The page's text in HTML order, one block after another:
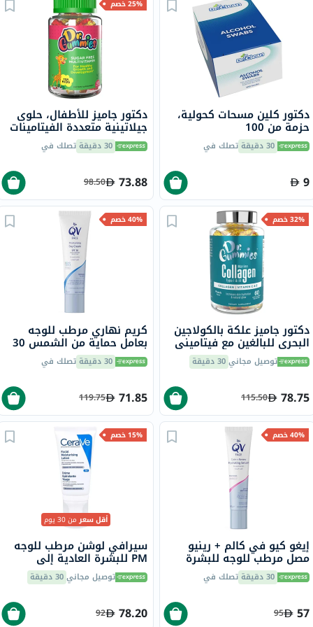
دكتور كلين مسحات كحولية،
حزمة من 100
30 دقيقة تصلك في
9
25% خصم
دكتور جاميز للأطفال، حلوى
جيلاتينية متعددة الفيتامينات
خالية من السكر لنمو وتطور
صحي، بنكهة البرتقال، حزمة
30 دقيقة تصلك في
73.88
98.50
32% خصم
دكتور جاميز علكة بالكولاجين
البحري للبالغين مع فيتاميني
ج وهـ، حزمة من 60
توصيل مجاني30 دقيقة
78.75
115.50
40% خصم
كريم نهاري مرطب للوجه
بعامل حماية من الشمس 30
إيغو كيو في للوجه، 75 مل
30 دقيقة تصلك في
71.85
119.75
40% خصم
إيغو كيو في كالم + رينيو
مصل مرطب للوجه للبشرة
الحساسة 30 جرام
30 دقيقة تصلك في
57
95
15% خصم
أقل سعرمن 30 يوم
سيرافي لوشن مرطب للوجه
PM للبشرة العادية إلى
الجافة 52 ملتوصيل مجاني30 دقيقة
78.20
92